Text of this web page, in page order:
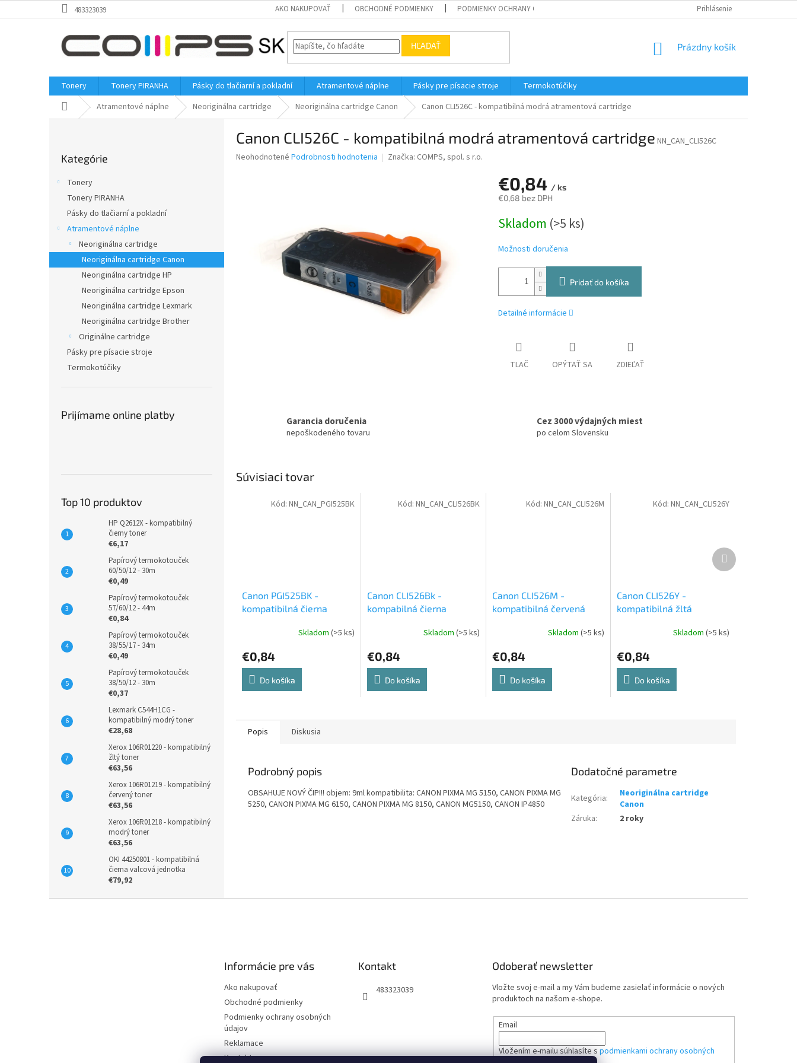
na
483323039 AKO NAKUPOVAŤ OBCHODNÉ PODMIENKY PODMIENKY OCHRANY OSOBNÝCH ÚDAJOV KONTAKTY
Prihlásenie
HĽADAŤ
NÁKUPNÝ
Prázdny košík
Tonery Tonery PIRANHA Pásky do tlačiarní a pokladní Atramentové náplne Pásky pre písacie stroje
Termokotúčiky
DomovAtramentové náplne Neoriginálna cartridge Neoriginálna cartridge Canon Canon CLI526C - kompatibilná modrá atramentová cartridge
kategórie
Kategórie
Tonery
Tonery PIRANHA
Pásky do tlačiarní a pokladní
Atramentové náplne
Neoriginálna cartridge
Neoriginálna cartridge Canon
Neoriginálna cartridge HP
Neoriginálna cartridge Epson
Neoriginálna cartridge Lexmark
Neoriginálna cartridge Brother
Originálne cartridge
Pásky pre písacie stroje
Termokotúčiky
Prijímame online platby
Top 10 produktov
HP Q2612X - kompatibilný
čierny toner
€6,17
Papírový termokotouček
60/50/12 - 30m
€0,49
Papírový termokotouček
57/60/12 - 44m
€0,84
Papírový termokotouček
38/55/17 - 34m
€0,49
Papírový termokotouček
38/50/12 - 30m
€0,37
Lexmark C544H1CG -
kompatibilný modrý toner
€28,68
Xerox 106R01220 - kompatibilný
žltý toner
€63,56
Xerox 106R01219 - kompatibilný
červený toner
€63,56
Xerox 106R01218 - kompatibilný
modrý toner
€63,56
OKI 44250801 - kompatibilná
čierna valcová jednotka
€79,92
Canon CLI526C - kompatibilná modrá atramentová cartridge NN_CAN_CLI526C
Priemerné
Neohodnotené Podrobnosti hodnotenia Značka: COMPS, spol. s r.o.
€0,84 / ks
€0,68 bez DPH
cena:
Skladom (>5 ks)
Možnosti doručenia
Pridať do košíka
Detailné informácie
TLAČ OPÝTAŤ SA ZDIEĽAŤ
Garancia doručenia
nepoškodeného tovaru
Cez 3000 výdajných miest
po celom Slovensku
Súvisiaci tovar
Canon PGI525BK -
kompatibilná čierna
Skladom (>5 ks)
€0,84
Do košíka
Kód: NN_CAN_PGI525BK
Canon CLI526Bk -
kompabilná čierna
Skladom (>5 ks)
€0,84
Do košíka
Kód: NN_CAN_CLI526BK
Canon CLI526M -
kompatibilná červená
Skladom(>5 ks)
€0,84
Do košíka
Kód:NN_CAN_CLI526M
Canon CLI526Y -
kompatibilná žltá
Skladom (>5 ks)
€0,84
Do košíka
Kód: NN_CAN_CLI526Y
Ďalší
produkt
Popis Diskusia
Podrobný popis
OBSAHUJE NOVÝ ČIP!!! objem: 9ml kompatibilita: CANON PIXMA MG 5150, CANON PIXMA MG
5250, CANON PIXMA MG 6150, CANON PIXMA MG 8150, CANON MG5150, CANON IP4850
Dodatočné parametre
Kategória:
Neoriginálna cartridge
Canon
Záruka: 2 roky
Informácie pre vás
Ako nakupovať
Obchodné podmienky
Podmienky ochrany osobných
údajov
Reklamace
Kontakty
Kontakt
483323039
Odoberať newsletter
Vložte svoj e-mail a my Vám budeme zasielať informácie o nových
produktoch na našom e-shope.
Email
Vložením e-mailu súhlasíte spodmienkami ochrany osobných